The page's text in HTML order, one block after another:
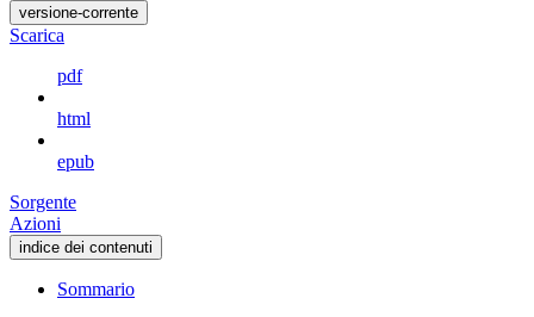
versione-corrente
Scarica
pdf
html
epub
Sorgente
Azioni
indice dei contenuti
Sommario